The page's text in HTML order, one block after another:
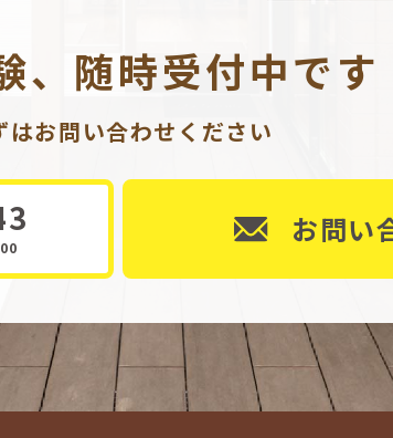
、随時受付中です
はお問い合わせください
お問い